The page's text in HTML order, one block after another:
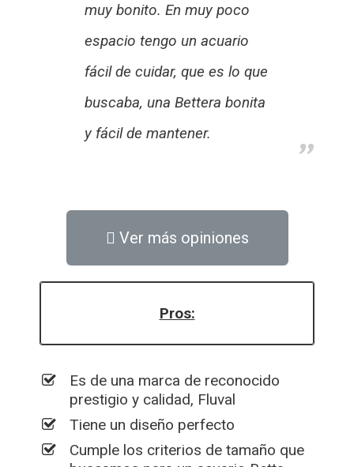
muy bonito. En muy poco
espacio tengo un acuario
fácil de cuidar, que es lo que
buscaba, una Bettera bonita
y fácil de mantener.
Ver más opiniones
Pros:
Es de una marca de reconocido
prestigio y calidad, Fluval
Tiene un diseño perfecto
Cumple los criterios de tamaño que